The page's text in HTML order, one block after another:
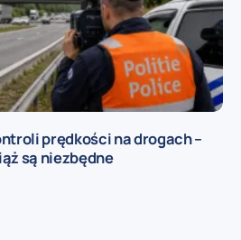
prędkości na drogach –
są niezbędne